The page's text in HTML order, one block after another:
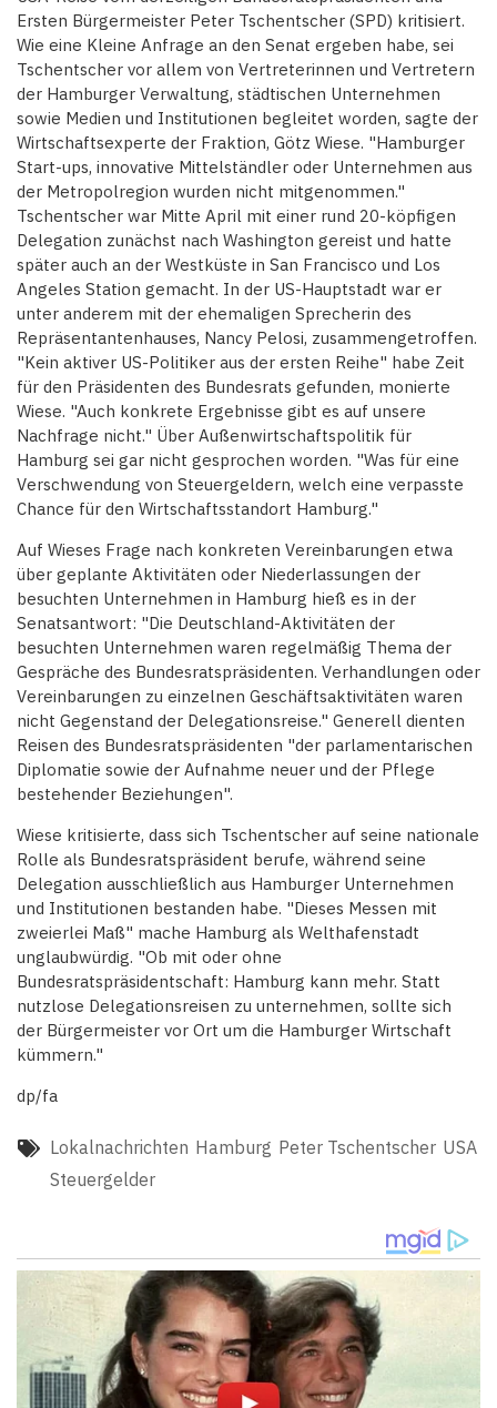
Ersten Bürgermeister Peter Tschentscher (SPD) kritisiert.
Wie eine Kleine Anfrage an den Senat ergeben habe, sei
Tschentscher vor allem von Vertreterinnen und Vertretern
der Hamburger Verwaltung, städtischen Unternehmen
sowie Medien und Institutionen begleitet worden, sagte der
Wirtschaftsexperte der Fraktion, Götz Wiese. "Hamburger
Start-ups, innovative Mittelständler oder Unternehmen aus
der Metropolregion wurden nicht mitgenommen."
Tschentscher war Mitte April mit einer rund 20-köpfigen
Delegation zunächst nach Washington gereist und hatte
später auch an der Westküste in San Francisco und Los
Angeles Station gemacht. In der US-Hauptstadt war er
unter anderem mit der ehemaligen Sprecherin des
Repräsentantenhauses, Nancy Pelosi, zusammengetroffen.
"Kein aktiver US-Politiker aus der ersten Reihe" habe Zeit
für den Präsidenten des Bundesrats gefunden, monierte
Wiese. "Auch konkrete Ergebnisse gibt es auf unsere
Nachfrage nicht." Über Außenwirtschaftspolitik für
Hamburg sei gar nicht gesprochen worden. "Was für eine
Verschwendung von Steuergeldern, welch eine verpasste
Chance für den Wirtschaftsstandort Hamburg."
Auf Wieses Frage nach konkreten Vereinbarungen etwa
über geplante Aktivitäten oder Niederlassungen der
besuchten Unternehmen in Hamburg hieß es in der
Senatsantwort: "Die Deutschland-Aktivitäten der
besuchten Unternehmen waren regelmäßig Thema der
Gespräche des Bundesratspräsidenten. Verhandlungen oder
Vereinbarungen zu einzelnen Geschäftsaktivitäten waren
nicht Gegenstand der Delegationsreise." Generell dienten
Reisen des Bundesratspräsidenten "der parlamentarischen
Diplomatie sowie der Aufnahme neuer und der Pflege
bestehender Beziehungen".
Wiese kritisierte, dass sich Tschentscher auf seine nationale
Rolle als Bundesratspräsident berufe, während seine
Delegation ausschließlich aus Hamburger Unternehmen
und Institutionen bestanden habe. "Dieses Messen mit
zweierlei Maß" mache Hamburg als Welthafenstadt
unglaubwürdig. "Ob mit oder ohne
Bundesratspräsidentschaft: Hamburg kann mehr. Statt
nutzlose Delegationsreisen zu unternehmen, sollte sich
der Bürgermeister vor Ort um die Hamburger Wirtschaft
kümmern."
dp/fa
Lokalnachrichten Hamburg Peter Tschentscher USA
Steuergelder